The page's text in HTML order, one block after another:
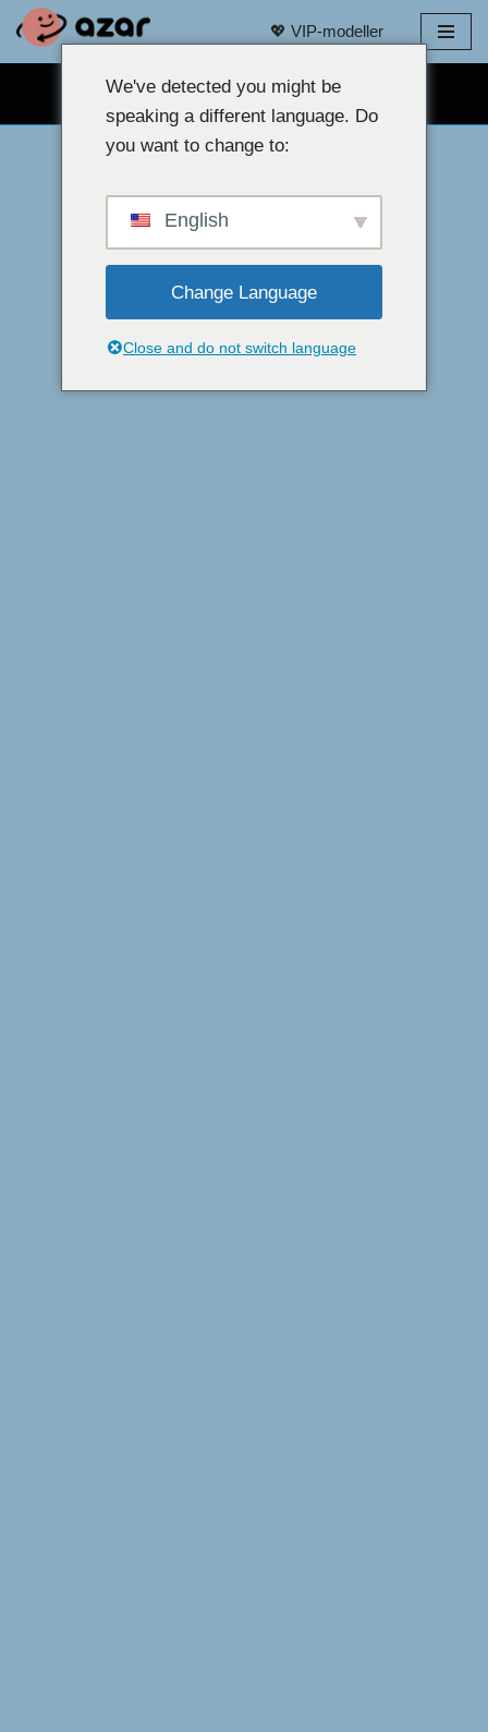
💖 VIP-modeller
GRATIS WEBBKAMERACHATT 👉
We've detected you might be
speaking a different language. Do
you want to change to:
English
Change Language
Close and do not switch language